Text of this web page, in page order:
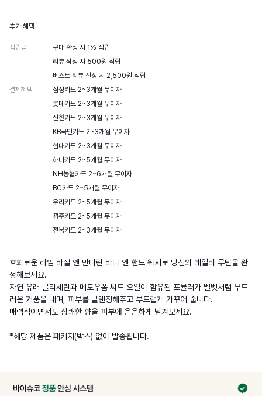
추가 혜택
적립금
구매 확정 시 1% 적립
리뷰 작성 시 500원 적립
베스트 리뷰 선정 시 2,500원 적립
결제혜택
삼성카드 2~3개월 무이자
롯데카드 2~3개월 무이자
신한카드 2~3개월 무이자
KB국민카드 2~3개월 무이자
현대카드 2~3개월 무이자
하나카드 2~5개월 무이자
NH농협카드 2~6개월 무이자
BC카드 2~5개월 무이자
우리카드 2~5개월 무이자
광주카드 2~5개월 무이자
전북카드 2~3개월 무이자
호화로운 라임 바질 앤 만다린 바디 앤 핸드 워시로 당신의 데일리 루틴을 완
성해보세요.
자연 유래 글리세린과 메도우폼 씨드 오일이 함유된 포뮬러가 벨벳처럼 부드
러운 거품을 내며, 피부를 클렌징해주고 부드럽게 가꾸어 줍니다.
매력적이면서도 상쾌한 향을 피부에 은은하게 남겨보세요.